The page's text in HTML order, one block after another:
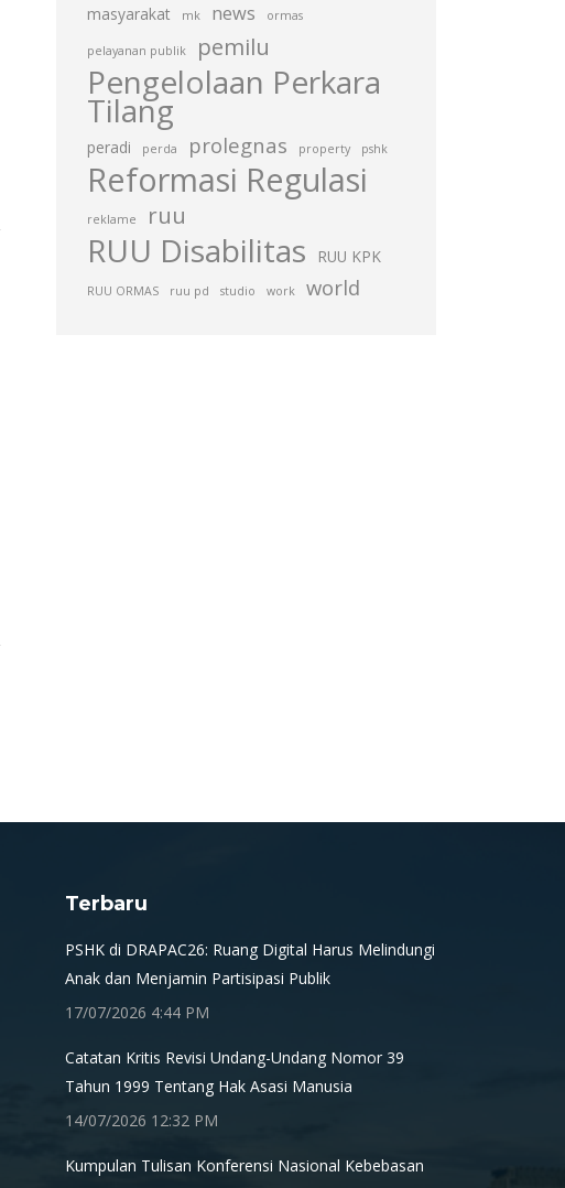
masyarakat mk news ormas
pelayanan publik pemilu
Pengelolaan Perkara
Tilang
peradi perda prolegnas property pshk
Reformasi Regulasi
reklame ruu
RUU Disabilitas RUU KPK
RUU ORMAS ruu pd studio work world
Terbaru
PSHK di DRAPAC26: Ruang Digital Harus Melindungi
Anak dan Menjamin Partisipasi Publik
17/07/2026 4:44 PM
Catatan Kritis Revisi Undang-Undang Nomor 39
Tahun 1999 Tentang Hak Asasi Manusia
14/07/2026 12:32 PM
Kumpulan Tulisan Konferensi Nasional Kebebasan